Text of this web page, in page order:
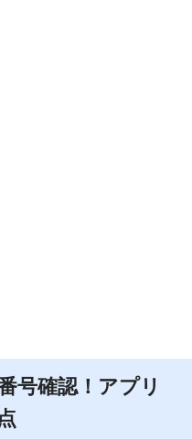
号確認！アプリ